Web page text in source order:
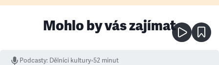
Mohlo by vás zajímat
Podcasty: Dělníci kultury•52 minut